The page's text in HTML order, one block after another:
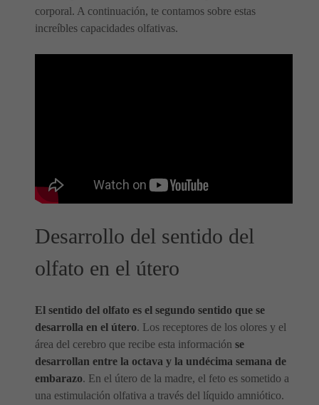
corporal. A continuación, te contamos sobre estas
increíbles capacidades olfativas.
Desarrollo del sentido del
olfato en el útero
El sentido del olfato es el segundo sentido que se
desarrolla en el útero. Los receptores de los olores y el
área del cerebro que recibe esta información se
desarrollan entre la octava y la undécima semana de
embarazo. En el útero de la madre, el feto es sometido a
una estimulación olfativa a través del líquido amniótico.